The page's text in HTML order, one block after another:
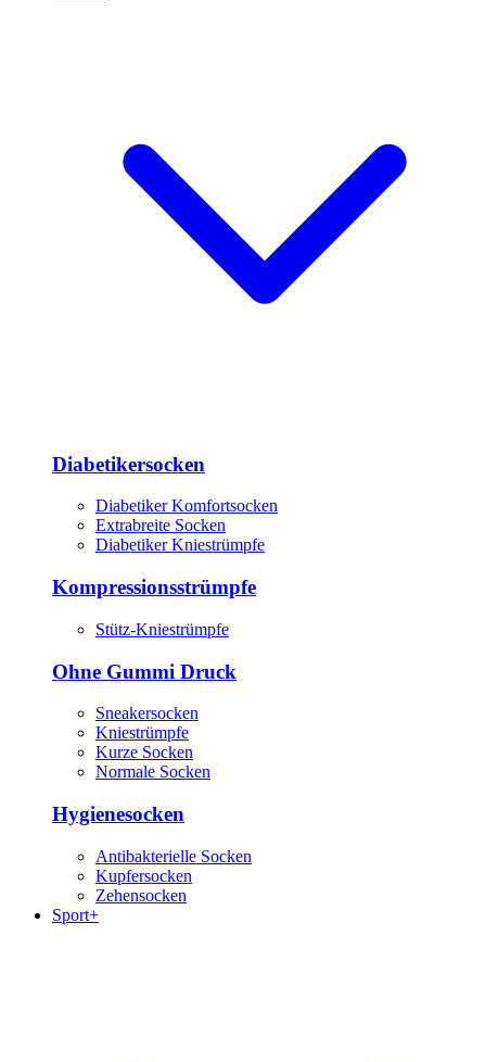
Diabetikersocken
Diabetiker Komfortsocken
Extrabreite Socken
Diabetiker Kniestrümpfe
Kompressionsstrümpfe
Stütz-Kniestrümpfe
Ohne Gummi Druck
Sneakersocken
Kniestrümpfe
Kurze Socken
Normale Socken
Hygienesocken
Antibakterielle Socken
Kupfersocken
Zehensocken
Sport+